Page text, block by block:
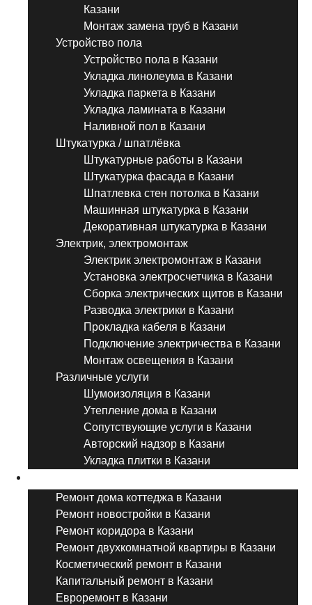
Казани
Монтаж замена труб в Казани
Устройство пола
Устройство пола в Казани
Укладка линолеума в Казани
Укладка паркета в Казани
Укладка ламината в Казани
Наливной пол в Казани
Штукатурка / шпатлёвка
Штукатурные работы в Казани
Штукатурка фасада в Казани
Шпатлевка стен потолка в Казани
Машинная штукатурка в Казани
Декоративная штукатурка в Казани
Электрик, электромонтаж
Электрик электромонтаж в Казани
Установка электросчетчика в Казани
Сборка электрических щитов в Казани
Разводка электрики в Казани
Прокладка кабеля в Казани
Подключение электричества в Казани
Монтаж освещения в Казани
Различные услуги
Шумоизоляция в Казани
Утепление дома в Казани
Сопутствующие услуги в Казани
Авторский надзор в Казани
Укладка плитки в Казани
Ремонт дома коттеджа в Казани
Ремонт новостройки в Казани
Ремонт коридора в Казани
Ремонт двухкомнатной квартиры в Казани
Косметический ремонт в Казани
Капитальный ремонт в Казани
Евроремонт в Казани